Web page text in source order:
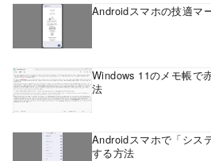
Androidスマホの技適マ
Windows 11のメモ帳で
法
Androidスマホで「シス
する方法